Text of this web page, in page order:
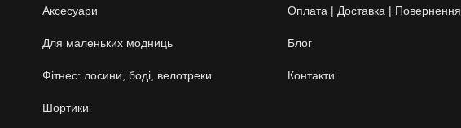
Аксесуари
Для маленьких модниць
Фітнес: лосини, боді, велотреки
Шортики
Оплата | Доставка | Повернення
Блог
Контакти